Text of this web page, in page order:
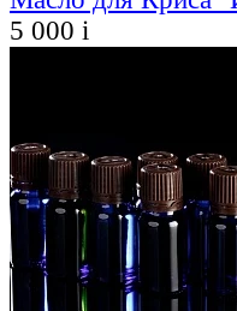
5 000 i